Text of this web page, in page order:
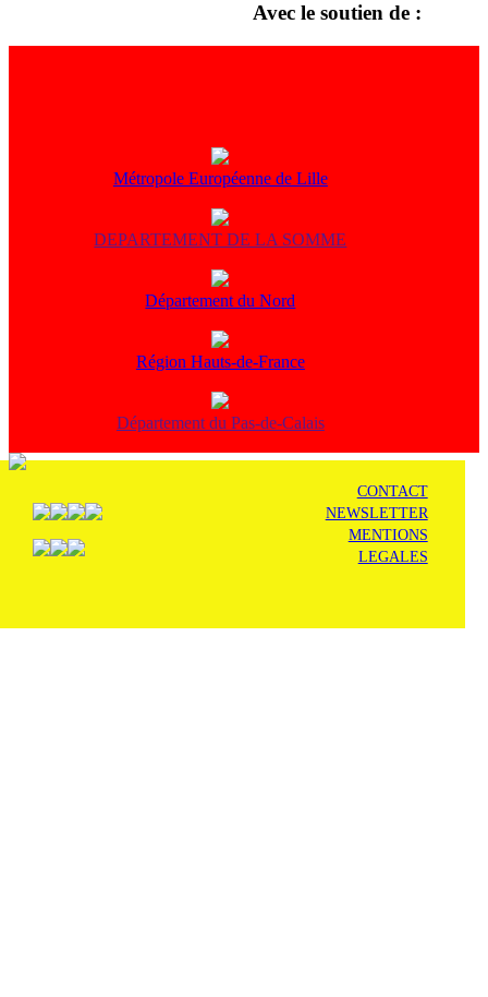
Avec le soutien de :
Métropole Européenne de Lille
DEPARTEMENT DE LA SOMME
Département du Nord
Région Hauts-de-France
Département du Pas-de-Calais
CONTACT
NEWSLETTER
MENTIONS
LEGALES